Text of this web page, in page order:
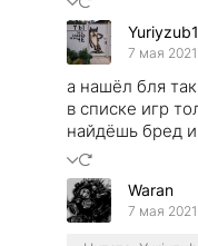
7 мая
а нашёл бля
в списке игр
найдёшь бред
Waran
7 мая 2021